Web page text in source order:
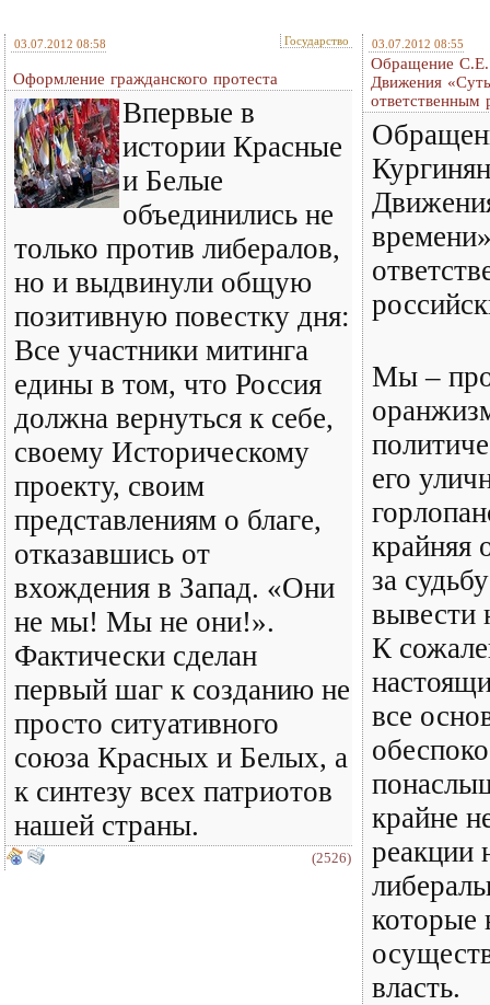
03.07.2012 08:58 Государство
Оформление гражданского протеста
Впервые в
истории Красные
и Белые
объединились не
только против либералов,
но и выдвинули общую
позитивную повестку дня:
Все участники митинга
едины в том, что Россия
должна вернуться к себе,
своему Историческому
проекту, своим
представлениям о благе,
отказавшись от
вхождения в Запад. «Они
не мы! Мы не они!».
Фактически сделан
первый шаг к созданию не
просто ситуативного
союза Красных и Белых, а
к синтезу всех патриотов
нашей страны.
(2526)
03.07.2012 08:55
Обращение С.Е.
Движения
ответственным
Мы –
его
крайняя
за
вывести
К
все
крайне
реакции
которые
власть.